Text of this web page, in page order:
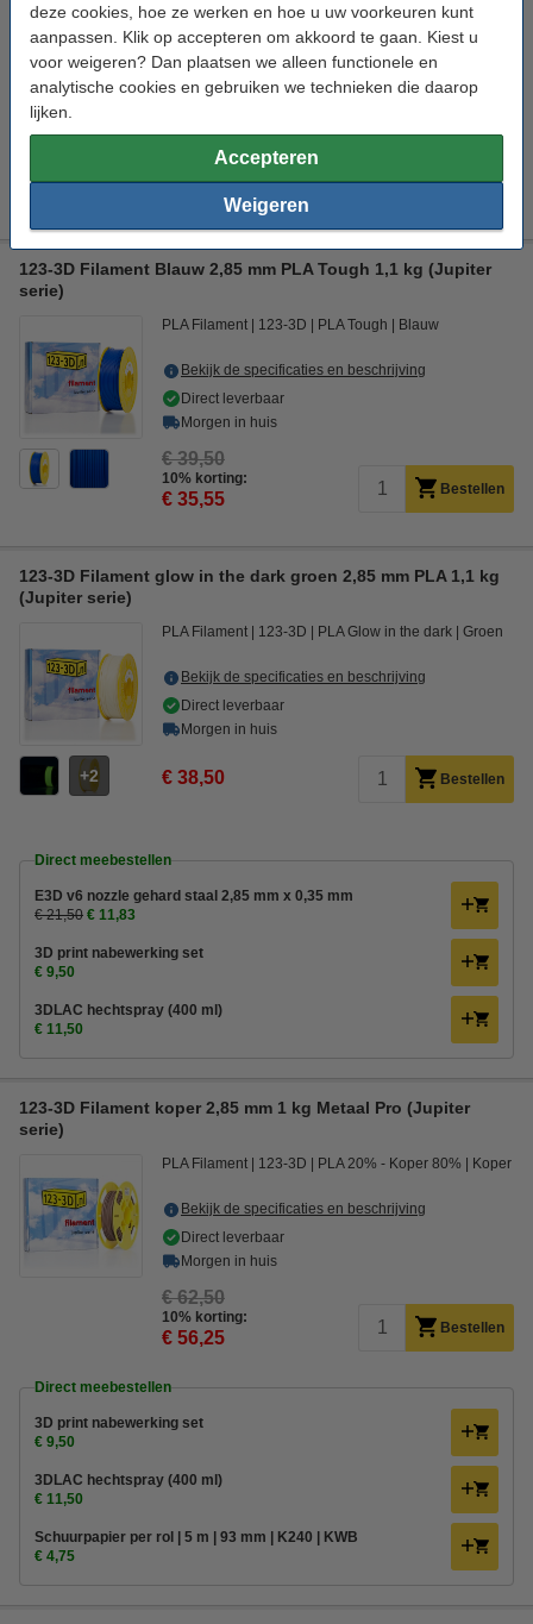
deze cookies, hoe ze werken en hoe u uw voorkeuren kunt
aanpassen. Klik op accepteren om akkoord te gaan. Kiest u
voor weigeren? Dan plaatsen we alleen functionele en
analytische cookies en gebruiken we technieken die daarop
lijken.
Accepteren
Weigeren
Morgen in huis
€ 39,50
25% korting:
€ 29,63 Bestellen
1,75 mm 2,85 mm
123-3D Filament Blauw 2,85 mm PLA Tough 1,1 kg (Jupiter
serie)
PLA Filament 123-3D PLA Tough Blauw
Bekijk de specificaties en beschrijving
Direct leverbaar
Morgen in huis
€ 39,50
10% korting:
€ 35,55 Bestellen
123-3D Filament glow in the dark groen 2,85 mm PLA 1,1 kg
(Jupiter serie)
2
PLA Filament 123-3D PLA Glow in the dark Groen
Bekijk de specificaties en beschrijving
Direct leverbaar
Morgen in huis
€ 38,50 Bestellen
Direct meebestellen
E3D v6 nozzle gehard staal 2,85 mm x 0,35 mm
€ 21,50 € 11,83
3D print nabewerking set
€ 9,50
3DLAC hechtspray (400 ml)
€ 11,50
123-3D Filament koper 2,85 mm 1 kg Metaal Pro (Jupiter
serie)
PLA Filament 123-3D PLA 20% - Koper 80% Koper
Bekijk de specificaties en beschrijving
Direct leverbaar
Morgen in huis
€ 62,50
10% korting:
€ 56,25 Bestellen
Direct meebestellen
3D print nabewerking set
€ 9,50
3DLAC hechtspray (400 ml)
€ 11,50
Schuurpapier per rol | 5 m | 93 mm | K240 | KWB
€ 4,75